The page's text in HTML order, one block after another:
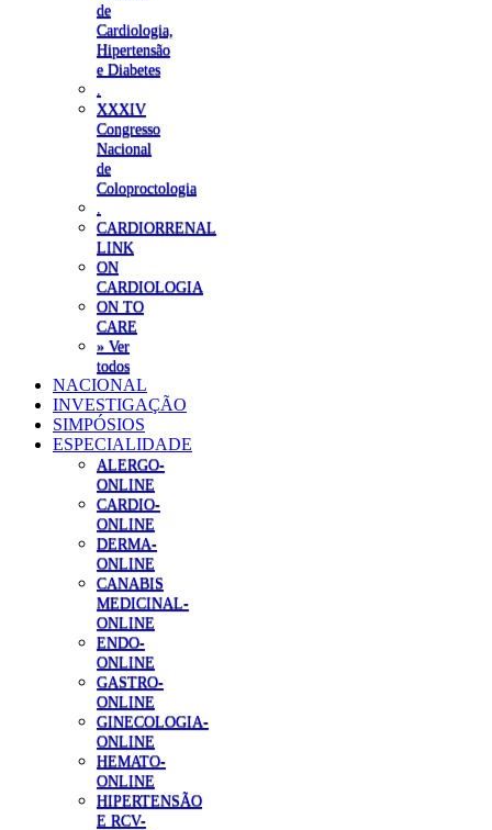
de
Cardiologia,
Hipertensão
e Diabetes
XXXIV
Congresso
Nacional
de
Coloproctologia
CARDIORRENAL
LINK
ON
CARDIOLOGIA
ON TO
CARE
» Ver
todos
NACIONAL
INVESTIGAÇÃO
SIMPÓSIOS
ESPECIALIDADE
ALERGO-
ONLINE
CARDIO-
ONLINE
DERMA-
ONLINE
CANABIS
MEDICINAL-
ONLINE
ENDO-
ONLINE
GASTRO-
ONLINE
GINECOLOGIA-
ONLINE
HEMATO-
ONLINE
HIPERTENSÃO
E RCV-